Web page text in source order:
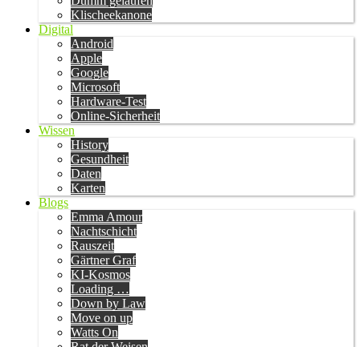
Klischeekanone
Digital
Android
Apple
Google
Microsoft
Hardware-Test
Online-Sicherheit
Wissen
History
Gesundheit
Daten
Karten
Blogs
Emma Amour
Nachtschicht
Rauszeit
Gärtner Graf
KI-Kosmos
Loading …
Down by Law
Move on up
Watts On